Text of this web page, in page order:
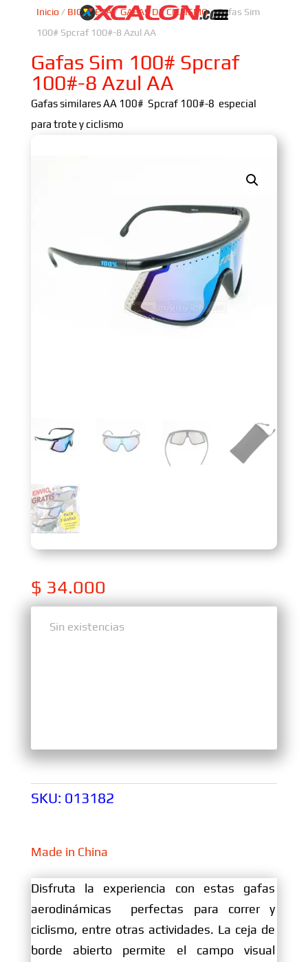
Inicio / BICICLETA/GAFAS DE CICLISMO/ Gafas Sim
100# Spcraf 100#-8 Azul AA
Gafas Sim 100# Spcraf
100#-8 Azul AA
Gafas similares AA 100# Spcraf 100#-8 especial
para trote y ciclismo
$ 34.000
Sin existencias
Sin existencias
SKU: 013182
Made in China
Disfruta la experiencia con estas gafas
aerodinámicas perfectas para correr y
ciclismo, entre otras actividades. La ceja de
borde abierto permite el campo visual